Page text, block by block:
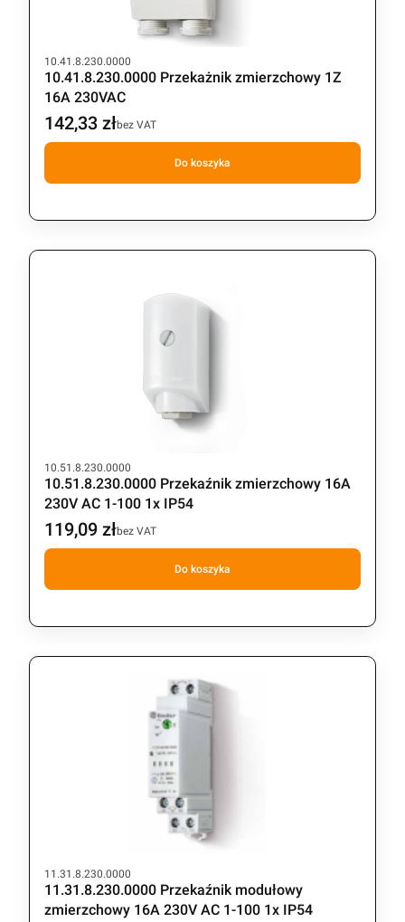
Kod produktu
10.41.8.230.0000
10.41.8.230.0000 Przekażnik zmierzchowy 1Z
16A 230VAC
Cena
142,33 złbez VAT
Do koszyka
Kod produktu
10.51.8.230.0000
10.51.8.230.0000 Przekaźnik zmierzchowy 16A
230V AC 1-100 1x IP54
Cena
119,09 złbez VAT
Do koszyka
Kod produktu
11.31.8.230.0000
11.31.8.230.0000 Przekaźnik modułowy
zmierzchowy 16A 230V AC 1-100 1x IP54